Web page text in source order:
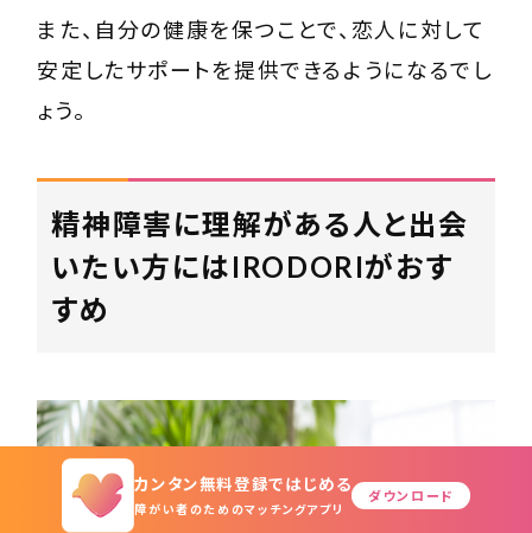
また、自分の健康を保つことで、恋人に対して
安定したサポートを提供できるようになるでし
ょう。
精神障害に理解がある人と出会
いたい方にはIRODORIがおす
すめ
カンタン無料登録ではじめる
障がい者のためのマッチングアプリ
ダウンロード